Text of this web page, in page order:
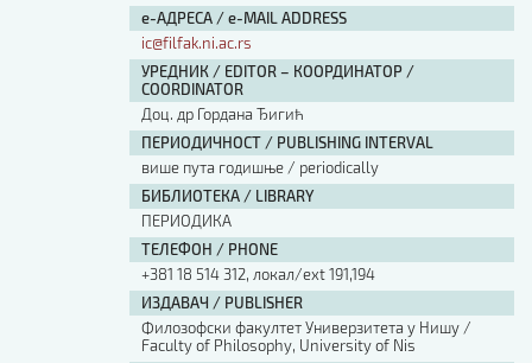
е-АДРЕСА / e-MAIL ADDRESS
ic@filfak.ni.ac.rs
УРЕДНИК / EDITOR – КООРДИНАТОР /
COORDINATOR
Доц. др Гордана Ђигић
ПЕРИОДИЧНОСТ / PUBLISHING INTERVAL
више пута годишње / periodically
БИБЛИОТЕКА / LIBRARY
ПЕРИОДИКА
ТЕЛЕФОН / PHONE
+381 18 514 312, локал/ext 191,194
ИЗДАВАЧ / PUBLISHER
Филозофски факултет Универзитета у Нишу /
Faculty of Philosophy, University of Nis